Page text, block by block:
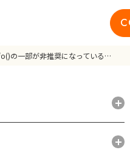
【WordPress】bloginfo()の一部が非推奨になっているのを最近気づいた件